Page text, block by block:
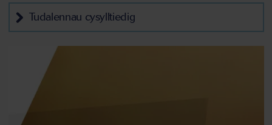
Tudalennau cysylltiedig